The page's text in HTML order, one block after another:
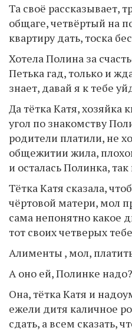
Та своё рассказывает,
общаге, четвёртый на
квартиру дать, тоска
Хотела Полина за
Петька гад, только и
знает, давай я к тебе
Да тётка Катя, хозяйка
угол по знакомству
родители платили, не
общежитии жила,
и осталась Полинка,
Тётка Катя сказала,
чёртовой матери, мол
сама непонятно какое
тот своих четверых
Алименты , мол,
А оно ей, Полинке надо?
Она, тётка Катя и
ежели дитя каличное
сдать, а всем сказать,